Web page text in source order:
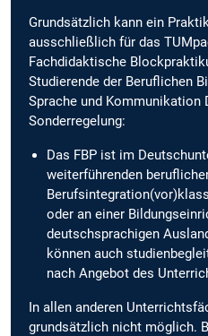
Grundsätzlich kann ein
ausschließlich für das
Fachdidaktische
Studierende der Beruflichen
Sprache und Kommunikation
Sonderregelung:
Das FBP ist im
weiterführenden
oder an einer
deutschsprachigen
können auch
nach Angebot des
In allen anderen
grundsätzlich nicht möglich.